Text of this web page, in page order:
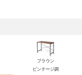
ブラウン
ビンテージ調